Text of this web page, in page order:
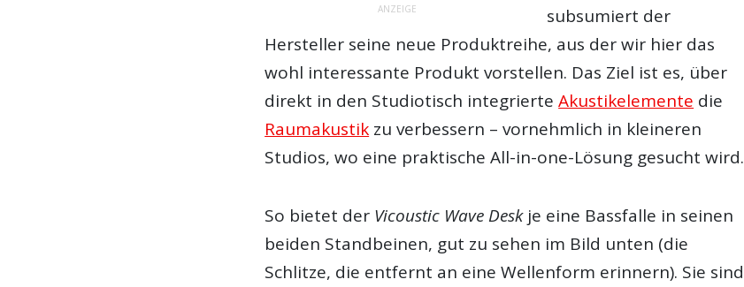
ANZEIGE
subsumiert der
Hersteller seine neue Produktreihe, aus der wir hier das
wohl interessante Produkt vorstellen. Das Ziel ist es, über
direkt in den Studiotisch integrierteAkustikelemente die
Raumakustik zu verbessern – vornehmlich in kleineren
Studios, wo eine praktische All-in-one-Lösung gesucht wird.
So bietet der Vicoustic Wave Deskje eine Bassfalle in seinen
beiden Standbeinen, gut zu sehen im Bild unten (die
Schlitze, die entfernt an eine Wellenform erinnern). Sie sind